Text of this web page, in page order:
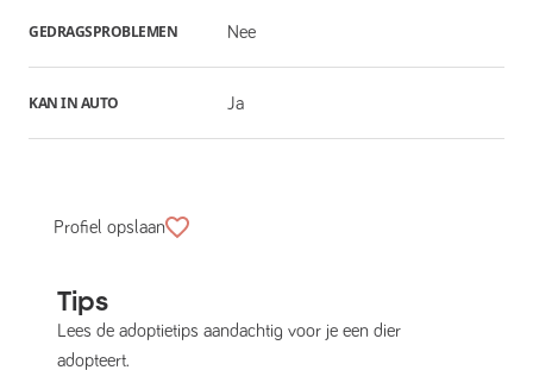
GEDRAGSPROBLEMEN Nee
KAN IN AUTO Ja
Profiel opslaan
Tips
Lees de adoptietips aandachtig voor je een dier
adopteert.